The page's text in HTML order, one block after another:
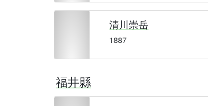
清川崇岳
1887
福井縣